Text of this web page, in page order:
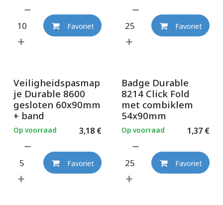
Favoriet Favoriet
Veiligheidspasmap
je Durable 8600
gesloten 60x90mm
+ band
3,18€
Op voorraad
Favoriet
Badge Durable
8214 Click Fold
met combiklem
54x90mm
1,37€
Op voorraad
Favoriet